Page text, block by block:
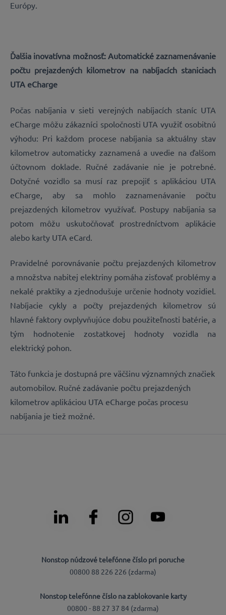
Európy.
Ďalšia inovatívna možnosť: Automatické zaznamenávanie
počtu prejazdených kilometrov na nabíjacích staniciach
UTA eCharge
Počas nabíjania v sieti verejných nabíjacích staníc UTA
eCharge môžu zákazníci spoločnosti UTA využiť osobitnú
výhodu: Pri každom procese nabíjania sa aktuálny stav
kilometrov automaticky zaznamená a uvedie na ďalšom
účtovnom doklade. Ručné zadávanie nie je potrebné.
Dotyčné vozidlo sa musí raz prepojiť s aplikáciou UTA
eCharge, aby sa mohlo zaznamenávanie počtu
prejazdených kilometrov využívať. Postupy nabíjania sa
potom môžu uskutočňovať prostredníctvom aplikácie
alebo karty UTA eCard.
Pravidelné porovnávanie počtu prejazdených kilometrov
a množstva nabitej elektriny pomáha zisťovať problémy a
nekalé praktiky a zjednodušuje určenie hodnoty vozidiel.
Nabíjacie cykly a počty prejazdených kilometrov sú
hlavné faktory ovplyvňujúce dobu použiteľnosti batérie, a
tým hodnotenie zostatkovej hodnoty vozidla na
elektrický pohon.
Táto funkcia je dostupná pre väčšinu významných značiek
automobilov. Ručné zadávanie počtu prejazdených
kilometrov aplikáciou UTA eCharge počas procesu
nabíjania je tiež možné.
Nonstop núdzové telefónne číslo pri poruche
00800 88 226 226 (zdarma)
Nonstop telefónne číslo na zablokovanie karty
00800 - 88 27 37 84 (zdarma)